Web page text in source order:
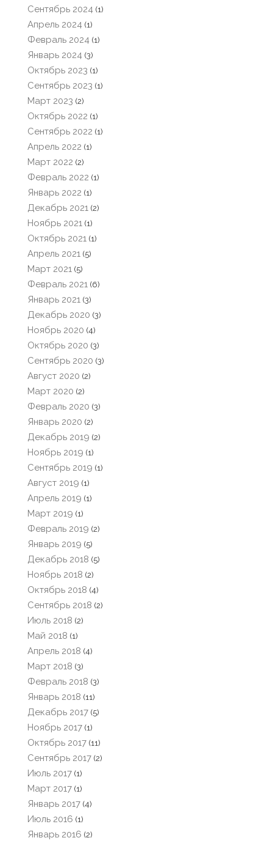
Сентябрь 2024 (1)
Апрель 2024 (1)
Февраль 2024 (1)
Январь 2024 (3)
Октябрь 2023 (1)
Сентябрь 2023 (1)
Март 2023 (2)
Октябрь 2022 (1)
Сентябрь 2022 (1)
Апрель 2022 (1)
Март 2022 (2)
Февраль 2022 (1)
Январь 2022 (1)
Декабрь 2021 (2)
Ноябрь 2021 (1)
Октябрь 2021 (1)
Апрель 2021 (5)
Март 2021 (5)
Февраль 2021 (6)
Январь 2021 (3)
Декабрь 2020 (3)
Ноябрь 2020 (4)
Октябрь 2020 (3)
Сентябрь 2020 (3)
Август 2020 (2)
Март 2020 (2)
Февраль 2020 (3)
Январь 2020 (2)
Декабрь 2019 (2)
Ноябрь 2019 (1)
Сентябрь 2019 (1)
Август 2019 (1)
Апрель 2019 (1)
Март 2019 (1)
Февраль 2019 (2)
Январь 2019 (5)
Декабрь 2018 (5)
Ноябрь 2018 (2)
Октябрь 2018 (4)
Сентябрь 2018 (2)
Июль 2018 (2)
Май 2018 (1)
Апрель 2018 (4)
Март 2018 (3)
Февраль 2018 (3)
Январь 2018 (11)
Декабрь 2017 (5)
Ноябрь 2017 (1)
Октябрь 2017 (11)
Сентябрь 2017 (2)
Июль 2017 (1)
Март 2017 (1)
Январь 2017 (4)
Июль 2016 (1)
Январь 2016 (2)